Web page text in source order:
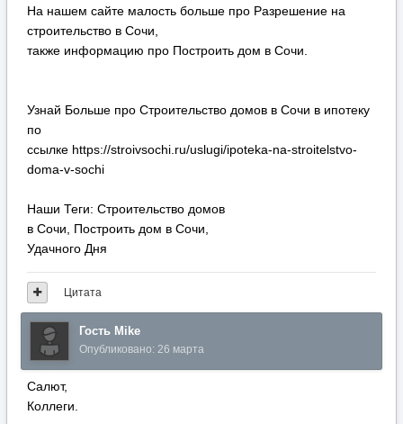
На нашем сайте малость больше про Разрешение на
строительство в Сочи,
также информацию про Построить дом в Сочи.
Узнай Больше про Строительство домов в Сочи в ипотеку
по
ссылке https://stroivsochi.ru/uslugi/ipoteka-na-stroitelstvo-
doma-v-sochi
Наши Теги: Строительство домов
в Сочи, Построить дом в Сочи,
Удачного Дня
Цитата
Гость Mike
Опубликовано: 26 марта
Салют,
Коллеги.